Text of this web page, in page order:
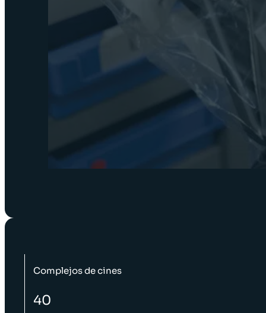
Complejos de cines
40